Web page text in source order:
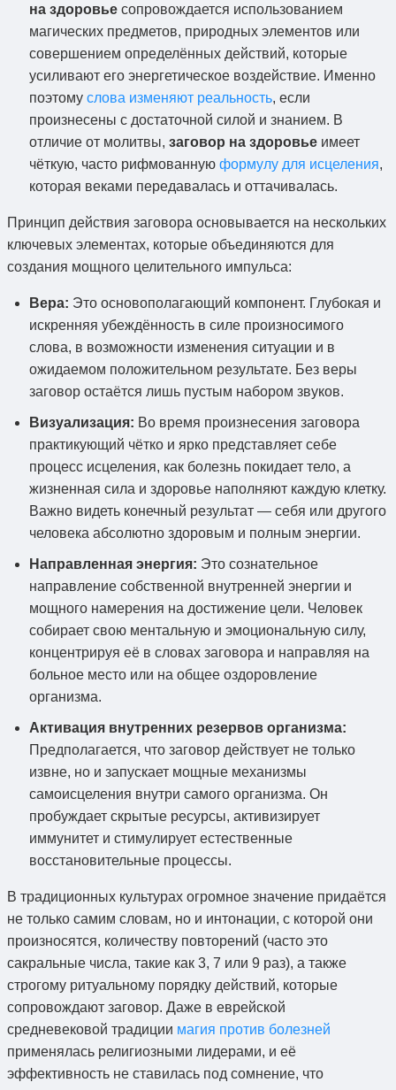
на здоровье сопровождается использованием
магических предметов, природных элементов или
совершением определённых действий, которые
усиливают его энергетическое воздействие. Именно
поэтому слова изменяют реальность, если
произнесены с достаточной силой и знанием. В
отличие от молитвы, заговор на здоровье имеет
чёткую, часто рифмованную формулу для исцеления,
которая веками передавалась и оттачивалась.
Принцип действия заговора основывается на нескольких
ключевых элементах, которые объединяются для
создания мощного целительного импульса:
Вера: Это основополагающий компонент. Глубокая и
искренняя убеждённость в силе произносимого
слова, в возможности изменения ситуации и в
ожидаемом положительном результате. Без веры
заговор остаётся лишь пустым набором звуков.
Визуализация: Во время произнесения заговора
практикующий чётко и ярко представляет себе
процесс исцеления, как болезнь покидает тело, а
жизненная сила и здоровье наполняют каждую клетку.
Важно видеть конечный результат — себя или другого
человека абсолютно здоровым и полным энергии.
Направленная энергия: Это сознательное
направление собственной внутренней энергии и
мощного намерения на достижение цели. Человек
собирает свою ментальную и эмоциональную силу,
концентрируя её в словах заговора и направляя на
больное место или на общее оздоровление
организма.
Активация внутренних резервов организма:
Предполагается, что заговор действует не только
извне, но и запускает мощные механизмы
самоисцеления внутри самого организма. Он
пробуждает скрытые ресурсы, активизирует
иммунитет и стимулирует естественные
восстановительные процессы.
В традиционных культурах огромное значение придаётся
не только самим словам, но и интонации, с которой они
произносятся, количеству повторений (часто это
сакральные числа, такие как 3, 7 или 9 раз), а также
строгому ритуальному порядку действий, которые
сопровождают заговор. Даже в еврейской
средневековой традиции магия против болезней
применялась религиозными лидерами, и её
эффективность не ставилась под сомнение, что